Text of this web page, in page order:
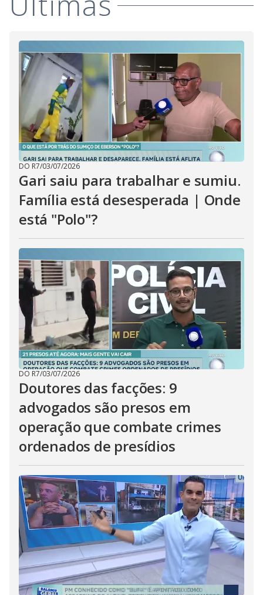
d
e
o
DO R7/03/07/2026
Gari saiu para trabalhar e sumiu.
Família está desesperada | Onde
está "Polo"?
DO R7/03/07/2026
Doutores das facções: 9
advogados são presos em
operação que combate crimes
ordenados de presídios